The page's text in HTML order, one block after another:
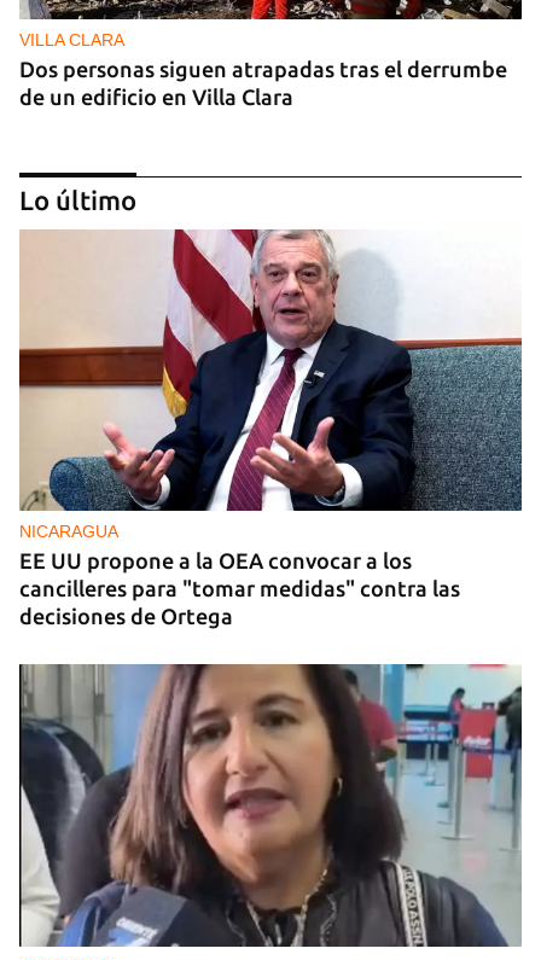
VILLA CLARA
Dos personas siguen atrapadas tras el derrumbe
de un edificio en Villa Clara
FOTO DEL DÍA
Un litro de aceite cuesta ya más de dos salarios
mínimos
Lo último
NICARAGUA
EE UU propone a la OEA convocar a los
cancilleres para "tomar medidas" contra las
decisiones de Ortega